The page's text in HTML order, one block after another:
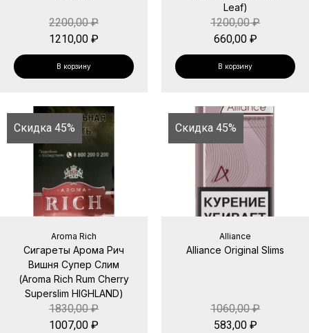
2200,00₽
1210,00 ₽
В корзину
Leaf)
1200,00₽
660,00 ₽
В корзину
Скидка 45%
Aroma Rich
Сигареты Арома Рич
Вишня Супер Слим
(Aroma Rich Rum Cherry
Superslim HIGHLAND)
1830,00₽
1007,00 ₽
Скидка 45%
Alliance
Alliance Original Slims
1060,00₽
583,00 ₽